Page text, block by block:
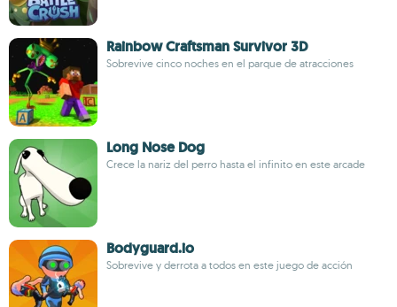
Rainbow Craftsman Survivor 3D
Sobrevive cinco noches en el parque de atracciones
Long Nose Dog
Crece la nariz del perro hasta el infinito en este arcade
Bodyguard.io
Sobrevive y derrota a todos en este juego de acción